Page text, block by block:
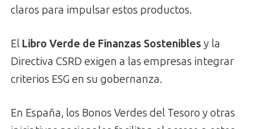
claros para impulsar estos productos.
El Libro Verde de Finanzas Sostenibles y la
Directiva CSRD exigen a las empresas integrar
criterios ESG en su gobernanza.
En España, los Bonos Verdes del Tesoro y otras